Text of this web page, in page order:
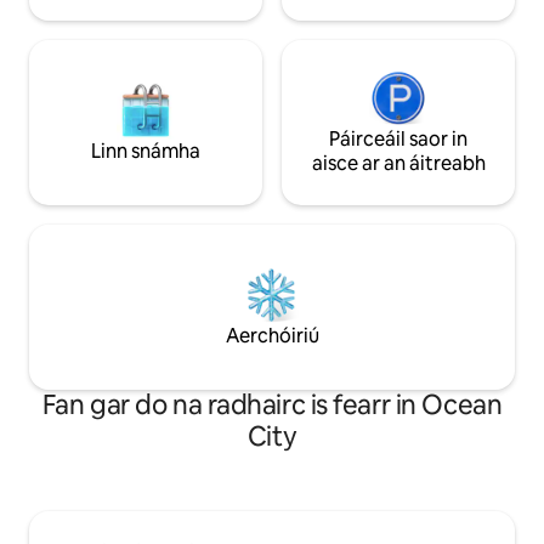
adhmaid nua anois i máistirshraith le
cúpla bloc ar shiúl chun taitneamh a
bhaint astu! Chomh maith leis sin,
EISPÉIREAS fíor - uathúil SCANNÁN
AMUIGH FAOIN AER dár n - aíonna go
léir chun an Vacay is fearr RIAMH a
dhéanamh!
Linn snámha
Páirceáil saor in
aisce ar an áitreabh
Aerchóiriú
Fan gar do na radhairc is fearr in Ocean
City